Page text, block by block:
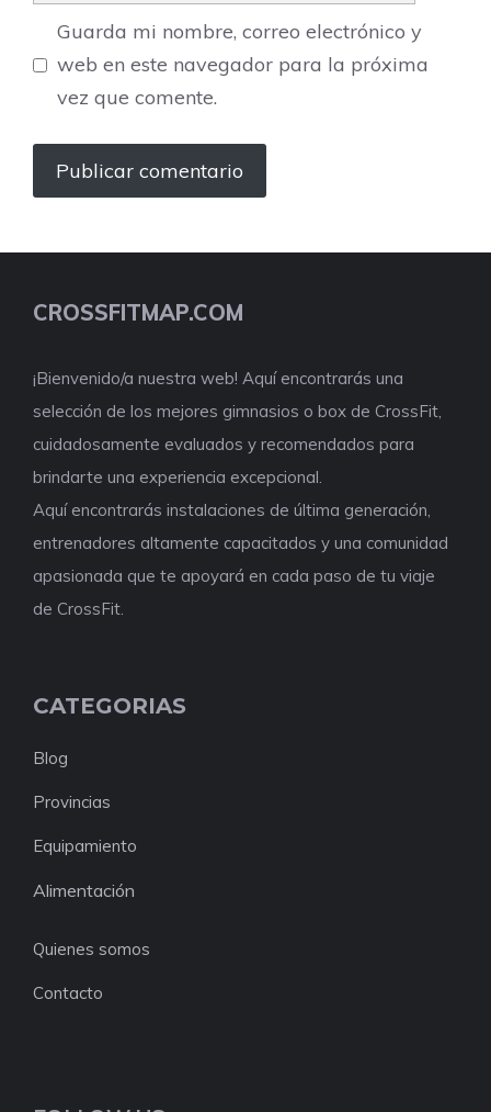
Guarda mi nombre, correo electrónico y
web en este navegador para la próxima
vez que comente.
CROSSFITMAP.COM
¡Bienvenido/a nuestra web! Aquí encontrarás una
selección de los mejores gimnasios o box de CrossFit,
cuidadosamente evaluados y recomendados para
brindarte una experiencia excepcional.
Aquí encontrarás instalaciones de última generación,
entrenadores altamente capacitados y una comunidad
apasionada que te apoyará en cada paso de tu viaje
de CrossFit.
CATEGORIAS
Blog
Provincias
Equipamiento
Alimentación
Quienes somos
Contacto